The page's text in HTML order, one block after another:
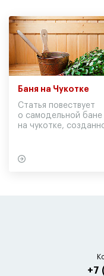
Баня на Чукотке
Статья повествует
о самодельной бане
на чукотке,
+7